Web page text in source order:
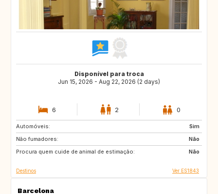
Disponível para troca
Jun 15, 2026 - Aug 22, 2026 (2 days)
6 2 0
Automóveis:
Sim
Não fumadores:
Não
Procura quem cuide de animal de estimação:
Não
CH
DE
Destinos Ver ES1843
Barcelona